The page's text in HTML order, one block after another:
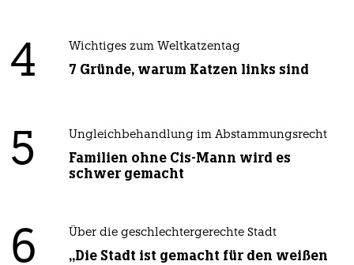
4 Wichtiges zum Weltkatzentag
7 Gründe, warum Katzen links sind
5 Ungleichbehandlung im Abstammungsrecht
Familien ohne Cis-Mann wird es
schwer gemacht
6 Über die geschlechtergerechte Stadt
„Die Stadt ist gemacht für den weißen